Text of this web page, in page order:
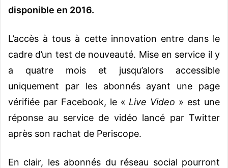
disponible en 2016.
L’accès à tous à cette innovation entre dans le
cadre d’un test de nouveauté. Mise en service il y
a quatre mois et jusqu’alors accessible
uniquement par les abonnés ayant une page
vérifiée par Facebook, le « Live Video » est une
réponse au service de vidéo lancé par Twitter
après son rachat de Periscope.
En clair, les abonnés du réseau social pourront